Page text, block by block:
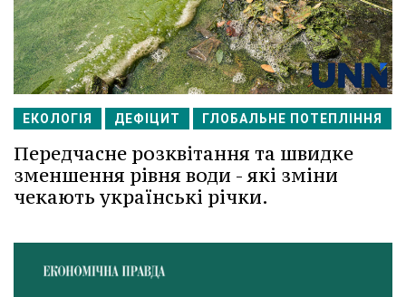
ЕКОЛОГІЯ ДЕФІЦИТ ГЛОБАЛЬНЕ ПОТЕПЛІННЯ
Передчасне розквітання та швидке
зменшення рівня води - які зміни
чекають українські річки.